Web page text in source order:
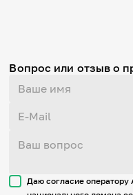
Вопрос или отзыв о
Даю согласие